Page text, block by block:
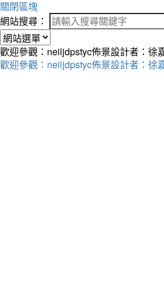
關閉區塊
網站搜尋：
歡迎參觀：neiljdpstyc佈景設計者：徐
歡迎參觀：neiljdpstyc佈景設計者：徐